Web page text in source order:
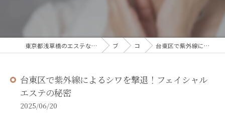
東京都浅草橋のエステなら目の、シワとたるみのフェイシャル専門店 regalo ブログ コラム 台東区で紫外線によるシワを撃退！フェイシャルエステの秘密
台東区で紫外線によるシワを撃退！フェイシャル
エステの秘密
2025/06/20